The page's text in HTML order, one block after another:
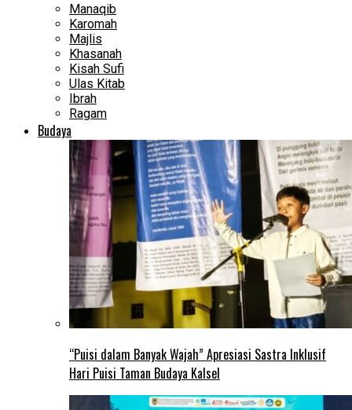
Manaqib
Karomah
Majlis
Khasanah
Kisah Sufi
Ulas Kitab
Ibrah
Ragam
Budaya
“Puisi dalam Banyak Wajah” Apresiasi Sastra Inklusif
Hari Puisi Taman Budaya Kalsel